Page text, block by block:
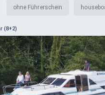
ohne Führerschein
(8+2)